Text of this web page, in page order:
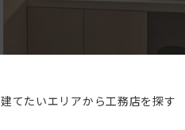
建てたいエリアから工務店を探す